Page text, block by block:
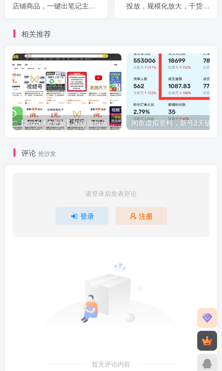
店铺商品，一键出笔记主
投放，规模化放大，干货纯
相关推荐
【2025.4.8更新】闲鱼虚拟店铺项目，正反馈快，操作简单，低门槛的副业项目
评论 抢沙发
请登录后发表评论
登录 注册
暂无评论内容